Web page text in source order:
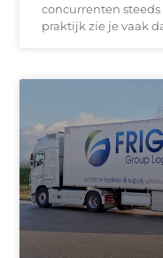
concurrenten
praktijk zie je vaak